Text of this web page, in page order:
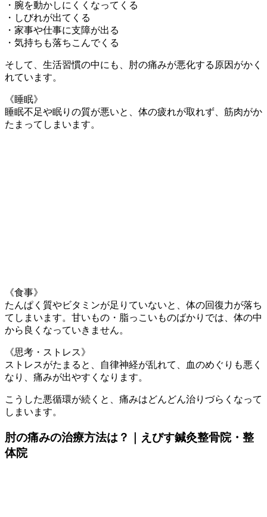
・腕を動かしにくくなってくる
・しびれが出てくる
・家事や仕事に支障が出る
・気持ちも落ちこんでくる
そして、生活習慣の中にも、肘の痛みが悪化する原因がかく
れています。
《睡眠》
睡眠不足や眠りの質が悪いと、体の疲れが取れず、筋肉がか
たまってしまいます。
《食事》
たんぱく質やビタミンが足りていないと、体の回復力が落ち
てしまいます。甘いもの・脂っこいものばかりでは、体の中
から良くなっていきません。
《思考・ストレス》
ストレスがたまると、自律神経が乱れて、血のめぐりも悪く
なり、痛みが出やすくなります。
こうした悪循環が続くと、痛みはどんどん治りづらくなって
しまいます。
肘の痛みの治療方法は？｜えびす鍼灸整骨院・整
体院